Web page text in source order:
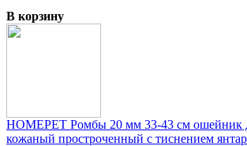
В корзину
HOMEPET Ромбы 20 мм 33-43 см ошейник
кожаный простроченный с тиснением